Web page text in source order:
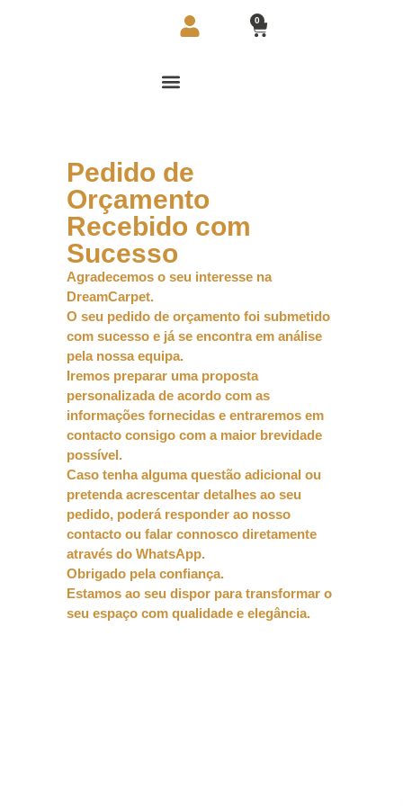
0
Pedido de
Orçamento
Recebido com
Sucesso
Agradecemos o seu interesse na
DreamCarpet.
O seu pedido de orçamento foi submetido
com sucesso e já se encontra em análise
pela nossa equipa.
Iremos preparar uma proposta
personalizada de acordo com as
informações fornecidas e entraremos em
contacto consigo com a maior brevidade
possível.
Caso tenha alguma questão adicional ou
pretenda acrescentar detalhes ao seu
pedido, poderá responder ao nosso
contacto ou falar connosco diretamente
através do WhatsApp.
Obrigado pela confiança.
Estamos ao seu dispor para transformar o
seu espaço com qualidade e elegância.